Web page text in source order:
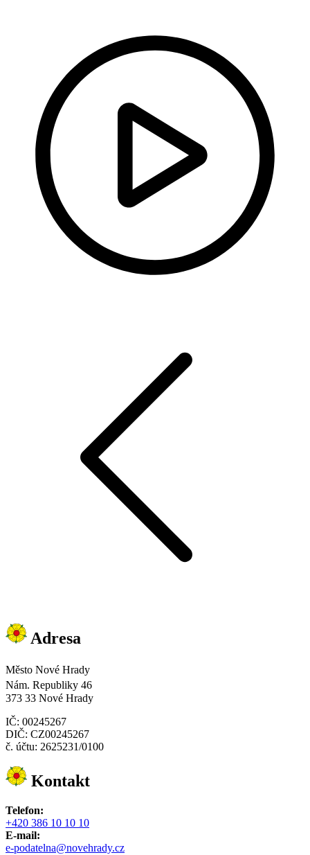
Adresa
Město Nové Hrady
Nám. Republiky 46
373 33 Nové Hrady
IČ: 00245267
DIČ: CZ00245267
č. účtu: 2625231/0100
Kontakt
Telefon:
+420 386 10 10 10
E-mail:
e-podatelna@novehrady.cz